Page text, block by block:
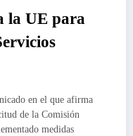
la UE para
en el que afirma
de la Comisión
medidas